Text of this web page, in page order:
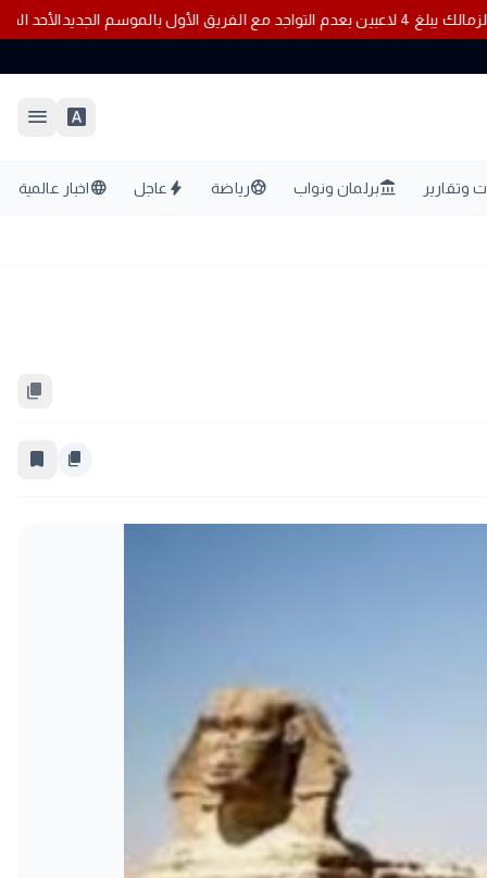
الزمالك يبلغ 4 لاعبين بعدم التواجد مع الفريق الأول بالموسم الجديد
font_download
menu
وتقارير account_balanceبرلمان ونواب sports_soccerرياضة bolt عاجل languageاخبار عالمية
content_copy
content_copy
bookmark_border